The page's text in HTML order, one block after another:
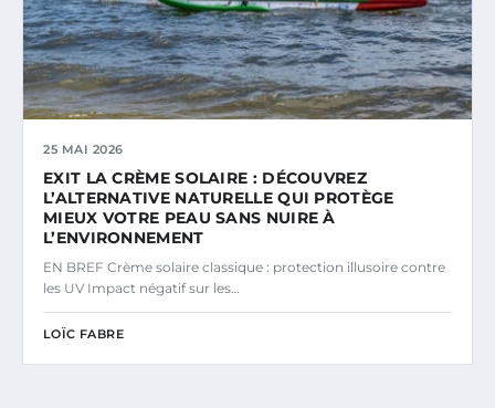
25 MAI 2026
EXIT LA CRÈME SOLAIRE : DÉCOUVREZ
L’ALTERNATIVE NATURELLE QUI PROTÈGE
MIEUX VOTRE PEAU SANS NUIRE À
L’ENVIRONNEMENT
EN BREF Crème solaire classique : protection illusoire contre
les UV Impact négatif sur les…
LOÏC FABRE